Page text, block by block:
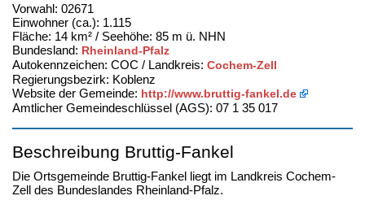
Vorwahl: 02671
Einwohner (ca.): 1.115
Fläche: 14 km² / Seehöhe: 85 m ü. NHN
Bundesland: Rheinland-Pfalz
Autokennzeichen: COC / Landkreis: Cochem-Zell
Regierungsbezirk: Koblenz
Website der Gemeinde: http://www.bruttig-fankel.de
Amtlicher Gemeindeschlüssel (AGS): 07 1 35 017
Beschreibung Bruttig-Fankel
Die Ortsgemeinde Bruttig-Fankel liegt im Landkreis Cochem-
Zell des Bundeslandes Rheinland-Pfalz.